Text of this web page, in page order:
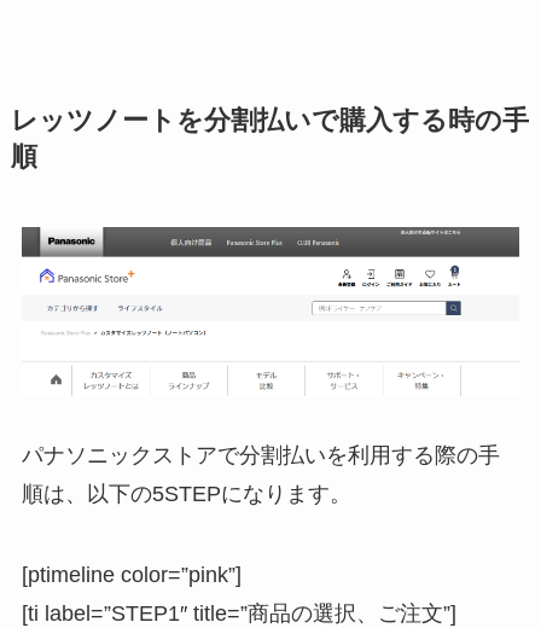
レッツノートを分割払いで購入する時の手
順
パナソニックストアで分割払いを利用する際の手
順は、以下の5STEPになります。
[ptimeline color=”pink”]
[ti label=”STEP1″ title=”商品の選択、ご注文”]